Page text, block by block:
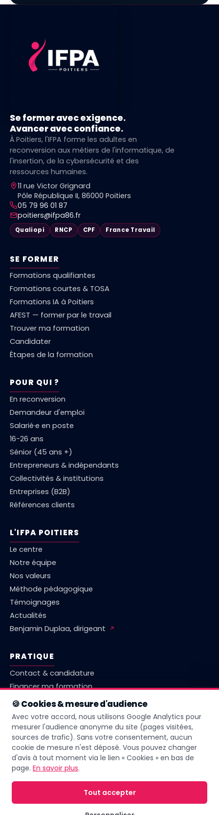
Se former avec exigence.
Avancer avec confiance.
À Poitiers, l'IFPA forme les adultes en
reconversion aux métiers de l'informatique, de
l'insertion, de la cybersécurité et des
ressources humaines.
11 rue Victor Grignard
Pôle République II, 86000 Poitiers
05 79 96 01 87
poitiers@ifpa86.fr
Qualiopi RNCP CPF France Travail
SE FORMER
Formations qualifiantes
Formations courtes & TOSA
Formations IA à Poitiers
AFEST — former par le travail
Trouver ma formation
Candidater
Étapes de la formation
POUR QUI ?
En reconversion
Demandeur d'emploi
Salarié·e en poste
16-26 ans
Sénior (45 ans +)
Entrepreneurs & indépendants
Collectivités & institutions
Entreprises (B2B)
Références clients
L'IFPA POITIERS
Le centre
Notre équipe
Nos valeurs
Méthode pédagogique
Témoignages
Actualités
Benjamin Duplaa, dirigeant ↗
PRATIQUE
Contact & candidature
Financer ma formation
Marché emploi Vienne
Comparatif centres Poitiers
Questions fréquentes
Livret d'accueil
Page mise à jour le
🍪 Cookies & mesure d'audience
Avec votre accord, nous utilisons Google Analytics pour
mesurer l'audience anonyme du site (pages visitées,
sources de trafic). Sans votre consentement, aucun
cookie de mesure n'est déposé. Vous pouvez changer
d'avis à tout moment via le lien « Cookies » en bas de
page. En savoir plus.
Tout accepter